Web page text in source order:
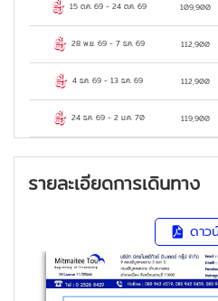
15 ต.ค. 69- 24 ต.ค. 69 109,900
28 พ.ย. 69- 7 ธ.ค. 69 112,900
4 ธ.ค. 69 -13 ธ.ค. 69 112,900
24 ธ.ค. 69- 2 ม.ค. 70 119,900
รายละเอียดการเดินทาง
ดาว